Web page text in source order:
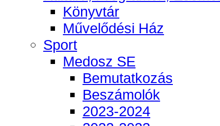
Könyvtár
Művelődési Ház
Sport
Medosz SE
Bemutatkozás
Beszámolók
2023-2024